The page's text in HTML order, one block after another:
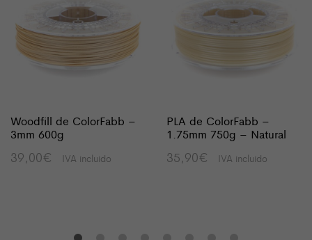
Woodfill de ColorFabb –
3mm 600g
39,00€ IVA incluido
PLA de ColorFabb –
1.75mm 750g – Natural
35,90€ IVA incluido